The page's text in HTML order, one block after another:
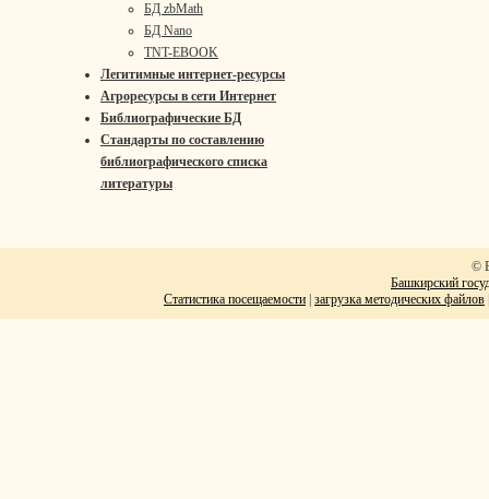
БД zbMath
БД Nano
TNT-EBOOK
Легитимные интернет-ресурсы
Агроресурсы в сети Интернет
Библиографические БД
Стандарты по составлению
библиографического списка
литературы
©
Башкирский
Статистика посещаемости загрузка методических файлов